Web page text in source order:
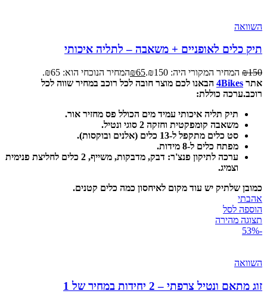
השוואה
תיק כלים לאופניים + משאבה – לתליה איכותי
₪150 המחיר המקורי היה: ₪150. ₪65
המחיר הנוכחי הוא: ₪65.
אתר 4Bikes הבאנו לכם מוצר חובה לכל רוכב במחיר שווה לכל
רוכב.ערכה כוללת:
תיק תליה איכותי עמיד מים הכולל פס מחזיר אור.
משאבה קומפקטית וחזקה 2 סוגי ונטיל.
סט כלים מתקפל ל-13 כלים (אלנים ובוקסות).
מפתח כלים ל-8 מידות.
ערכה לתיקון פנצ'ר: דבק, מדבקות, משייף, 2 כלים לחליצת פנימית
וצמיג.
כמובן שלתיק יש עוד מקום לאיחסון כמה כלים קטנים.
אהבתי
הוספה לסל
תצוגה מהירה
-53%
השוואה
זוג מתאם ונטיל צרפתי – 2 יחידות במחיר של 1